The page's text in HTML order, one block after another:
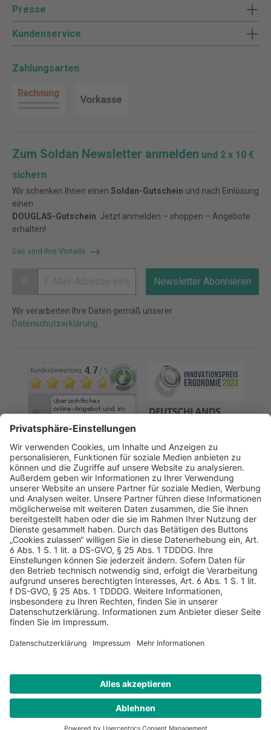
Presse
Kundenservice
Zahlungsarten
Zum Soldan Newsletter anmelden und 2 x 10 €
sichern
Wir schenken Ihnen einen Soldan-Gutschein und nach Einlösung
einen
DOUGLAS-Gutschein . Jetzt anmelden – shoppen – Angebote
erhalten!
Das sind Ihre Vorteile
Newsletter Abonnieren
Wir verarbeiten Ihre Daten gemäß unserer
Datenschutzerklärung
AGB Datenschutz
Impressum
Sicherheitshinweis
Compliance
Netto-Preise zzgl. gesetzlich gültiger MwSt., zzgl.
Sichere Daten dank SSL-Verschlüsselung.